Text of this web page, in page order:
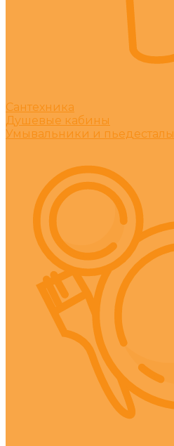
Сантехника
Душевые кабины
Умывальники и пьедесталы